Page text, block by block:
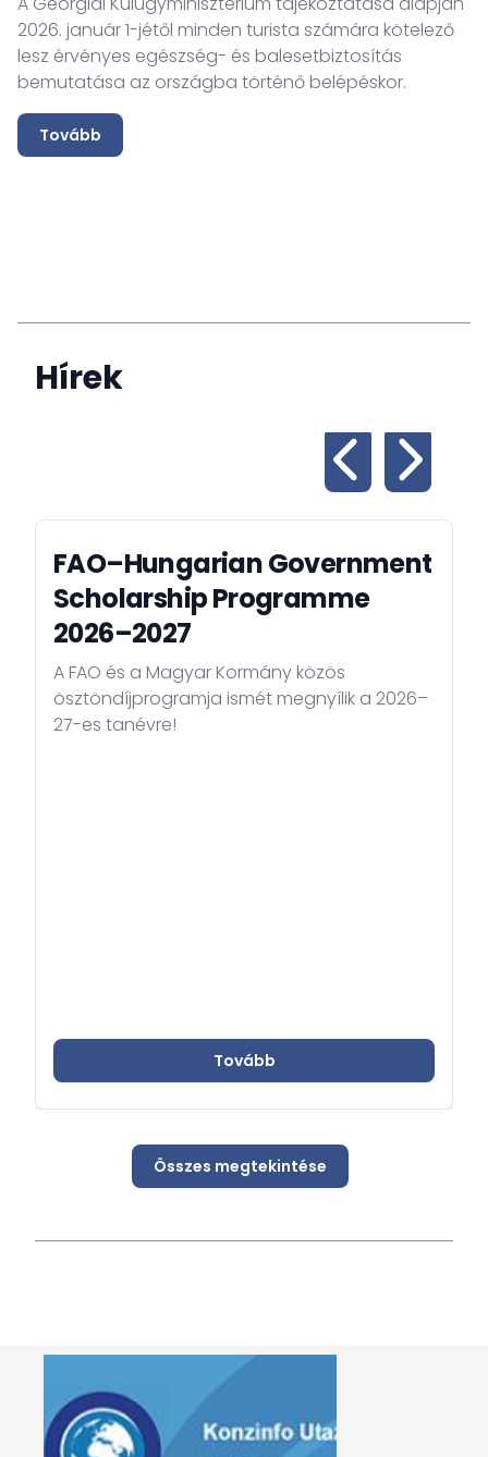
2026. január 1-jétől minden turista számára kötelező
lesz érvényes egészség- és balesetbiztosítás
bemutatása az országba történő belépéskor.
Tovább
Hírek
FAO–Hungarian Government
Scholarship Programme
2026–2027
A FAO és a Magyar Kormány közös
ösztöndíjprogramja ismét megnyílik a 2026–
27-es tanévre!
Tovább
Összes megtekintése